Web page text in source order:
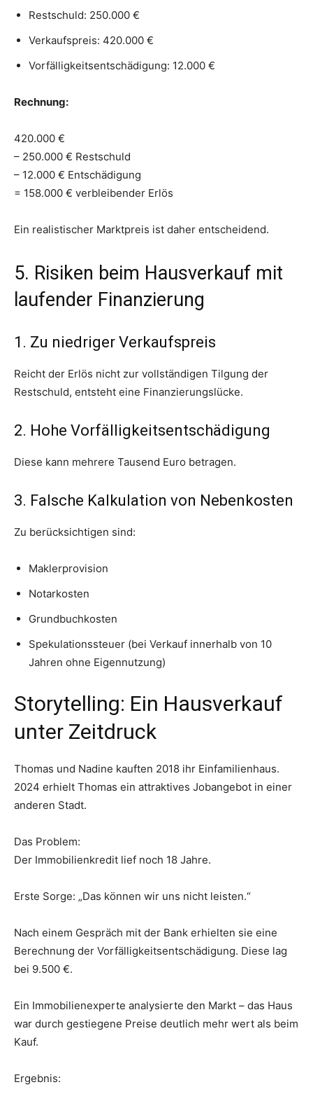
Restschuld: 250.000 €
Verkaufspreis: 420.000 €
Vorfälligkeitsentschädigung: 12.000 €
Rechnung:
420.000 €
– 250.000 € Restschuld
– 12.000 € Entschädigung
= 158.000 € verbleibender Erlös
Ein realistischer Marktpreis ist daher entscheidend.
5. Risiken beim Hausverkauf mit
laufender Finanzierung
1. Zu niedriger Verkaufspreis
Reicht der Erlös nicht zur vollständigen Tilgung der
Restschuld, entsteht eine Finanzierungslücke.
2. Hohe Vorfälligkeitsentschädigung
Diese kann mehrere Tausend Euro betragen.
3. Falsche Kalkulation von Nebenkosten
Zu berücksichtigen sind:
Maklerprovision
Notarkosten
Grundbuchkosten
Spekulationssteuer (bei Verkauf innerhalb von 10
Jahren ohne Eigennutzung)
Storytelling: Ein Hausverkauf
unter Zeitdruck
Thomas und Nadine kauften 2018 ihr Einfamilienhaus.
2024 erhielt Thomas ein attraktives Jobangebot in einer
anderen Stadt.
Das Problem:
Der Immobilienkredit lief noch 18 Jahre.
Erste Sorge: „Das können wir uns nicht leisten.“
Nach einem Gespräch mit der Bank erhielten sie eine
Berechnung der Vorfälligkeitsentschädigung. Diese lag
bei 9.500 €.
Ein Immobilienexperte analysierte den Markt – das Haus
war durch gestiegene Preise deutlich mehr wert als beim
Kauf.
Ergebnis: